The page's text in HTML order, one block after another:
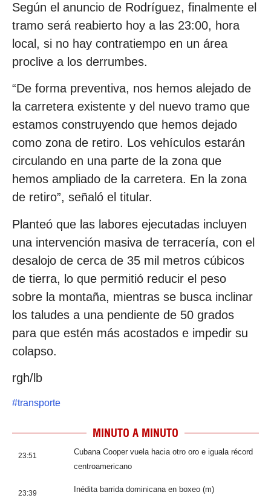
Según el anuncio de Rodríguez, finalmente el
tramo será reabierto hoy a las 23:00, hora
local, si no hay contratiempo en un área
proclive a los derrumbes.
“De forma preventiva, nos hemos alejado de
la carretera existente y del nuevo tramo que
estamos construyendo que hemos dejado
como zona de retiro. Los vehículos estarán
circulando en una parte de la zona que
hemos ampliado de la carretera. En la zona
de retiro”, señaló el titular.
Planteó que las labores ejecutadas incluyen
una intervención masiva de terracería, con el
desalojo de cerca de 35 mil metros cúbicos
de tierra, lo que permitió reducir el peso
sobre la montaña, mientras se busca inclinar
los taludes a una pendiente de 50 grados
para que estén más acostados e impedir su
colapso.
rgh/lb
#transporte
MINUTO A MINUTO
23:51
Cubana Cooper vuela hacia otro oro e iguala récord
centroamericano
23:39
Inédita barrida dominicana en boxeo (m)